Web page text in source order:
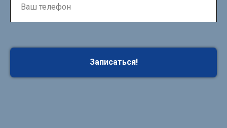
Записаться!